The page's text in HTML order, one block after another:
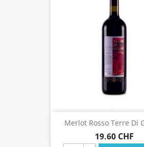
Merlot Rosso Terre Di
19,60 CHF